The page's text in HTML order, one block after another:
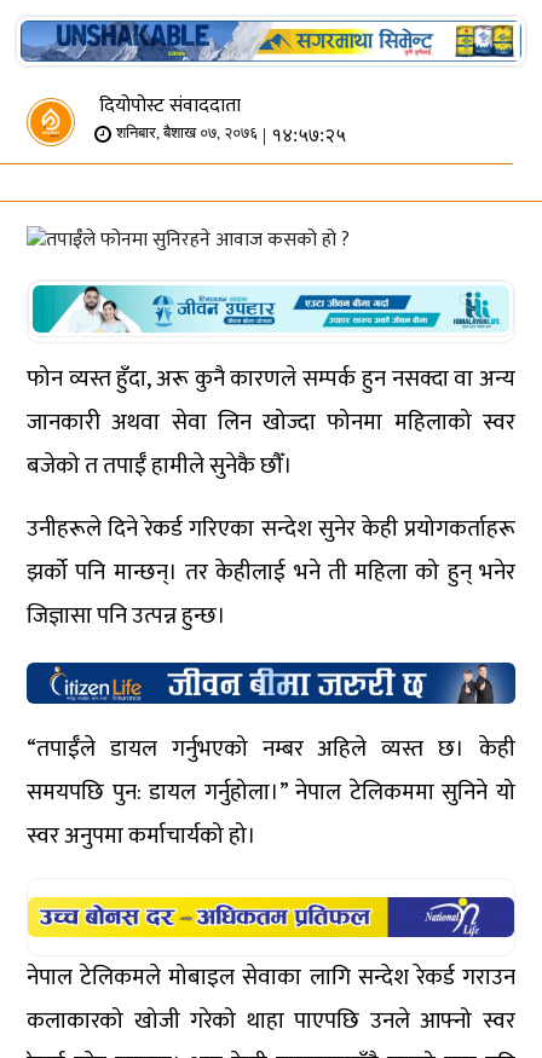
दियोपोस्ट संवाददाता
शनिबार, बैशाख ०७, २०७६ | १४:५७:२५
फोन व्यस्त हुँदा, अरू कुनै कारणले सम्पर्क हुन नसक्दा वा अन्य
जानकारी अथवा सेवा लिन खोज्दा फोनमा महिलाको स्वर
बजेको त तपाईँ हामीले सुनेकै छौँ।
उनीहरूले दिने रेकर्ड गरिएका सन्देश सुनेर केही प्रयोगकर्ताहरू
झर्को पनि मान्छन्। तर केहीलाई भने ती महिला को हुन् भनेर
जिज्ञासा पनि उत्पन्न हुन्छ।
“तपाईँले डायल गर्नुभएको नम्बर अहिले व्यस्त छ। केही
समयपछि पुन: डायल गर्नुहोला।” नेपाल टेलिकममा सुनिने यो
स्वर अनुपमा कर्माचार्यको हो।
नेपाल टेलिकमले मोबाइल सेवाका लागि सन्देश रेकर्ड गराउन
कलाकारको खोजी गरेको थाहा पाएपछि उनले आफ्नो स्वर